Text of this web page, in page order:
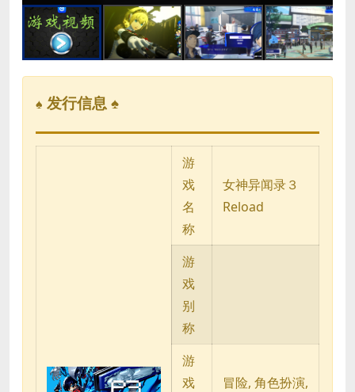
♠ 发行信息 ♠
游
戏
名
称
女神异闻录３
Reload
游
戏
别
称
游
戏
冒险, 角色扮演,